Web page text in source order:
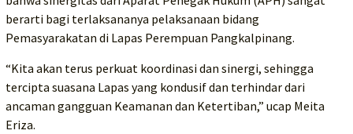
berarti bagi terlaksananya pelaksanaan bidang
Pemasyarakatan di Lapas Perempuan Pangkalpinang.
“Kita akan terus perkuat koordinasi dan sinergi, sehingga
tercipta suasana Lapas yang kondusif dan terhindar dari
ancaman gangguan Keamanan dan Ketertiban,” ucap Meita
Eriza.